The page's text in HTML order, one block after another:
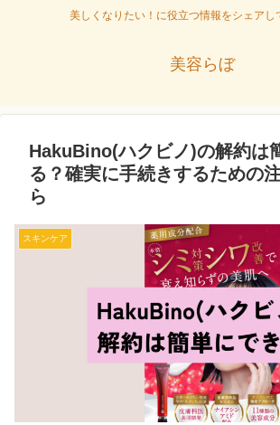
美しくなりたい！に役立つ情報をシェアし
美容らぼ
HakuBino(ハクビノ)の解約は
る？確実に手続きするための
ら
スキンケア